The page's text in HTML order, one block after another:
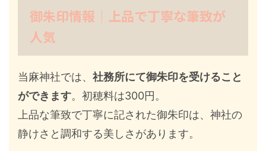
御朱印情報｜上品で丁寧な筆致が
人気
当麻神社では、 社務所にて御朱印を受けること
ができます。初穂料は300円。
上品な筆致で丁寧に記された御朱印は、神社の
静けさと調和する美しさがあります。